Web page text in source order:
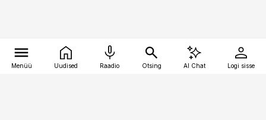
Menüü Uudised Raadio Otsing AI Chat Logi sisse